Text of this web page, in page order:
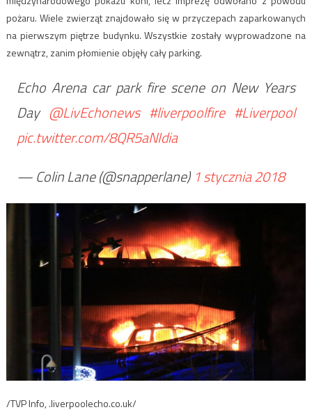
pożaru. Wiele zwierząt znajdowało się w przyczepach zaparkowanych
na pierwszym piętrze budynku. Wszystkie zostały wyprowadzone na
zewnątrz, zanim płomienie objęły cały parking.
Echo Arena car park fire scene on New Years
Day @LivEchonews #liverpoolfire #Liverpool
pic.twitter.com/8QR5aNIdia
— Colin Lane (@snapperlane) 1 stycznia 2018
/TVP Info, .liverpoolecho.co.uk/